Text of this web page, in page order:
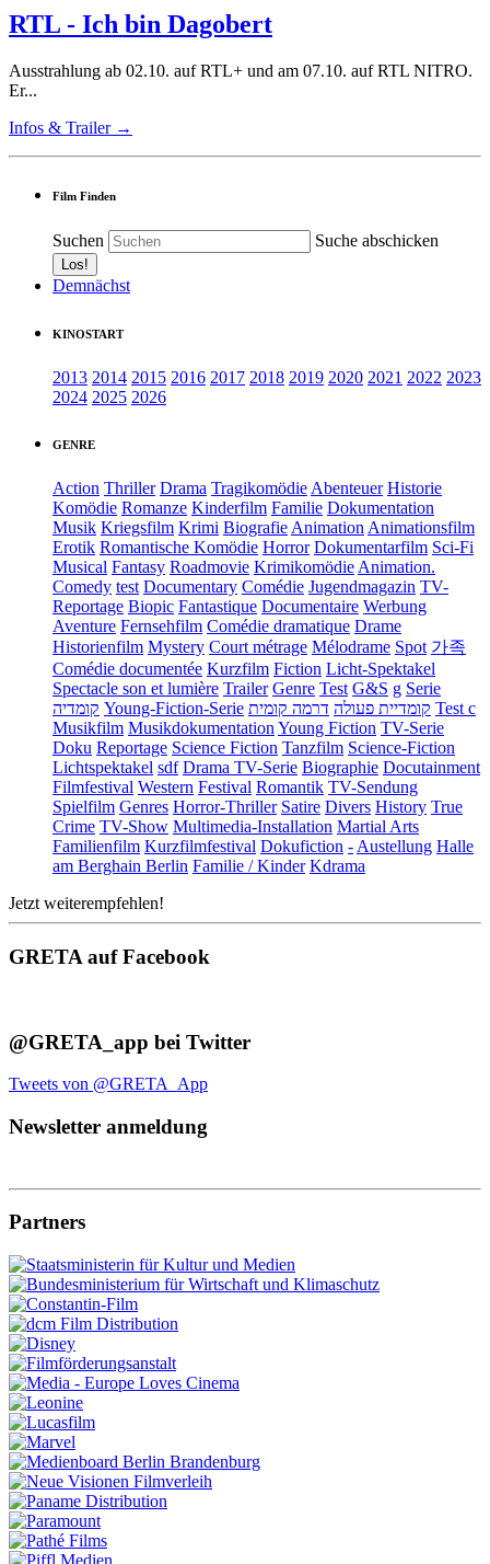
RTL - Ich bin Dagobert
Ausstrahlung ab 02.10. auf RTL+ und am 07.10. auf RTL NITRO.
Er...
Infos & Trailer →
Film Finden
Suchen Suche abschicken
Demnächst
KINOSTART
2013 2014 2015 2016 2017 2018 2019 2020 2021 2022 2023
2024 2025 2026
GENRE
Action Thriller Drama TragikomödieAbenteuer Historie
Komödie Romanze Kinderfilm Familie Dokumentation
Musik Kriegsfilm Krimi BiografieAnimationAnimationsfilm
Erotik Romantische Komödie Horror Dokumentarfilm Sci-Fi
Musical Fantasy Roadmovie KrimikomödieAnimation.
Comedy test Documentary Comédie Jugendmagazin TV-
Reportage Biopic Fantastique Documentaire Werbung
Aventure Fernsehfilm Comédie dramatique Drame
Historienfilm Mystery Court métrage Mélodrame Spot 가족
Comédie documentée Kurzfilm Fiction Licht-Spektakel
Spectacle son et lumière Trailer Genre Test G&S g Serie
קומדיה Young-Fiction-Serie קומדיית פעולה דרמה קומית
Test c
Musikfilm MusikdokumentationYoung Fiction TV-Serie
Doku Reportage Science Fiction Tanzfilm Science-Fiction
Lichtspektakel sdf Drama TV-Serie Biographie Docutainment
Filmfestival Western Festival Romantik TV-Sendung
Spielfilm Genres Horror-Thriller Satire Divers History True
Crime TV-Show Multimedia-Installation Martial Arts
Familienfilm Kurzfilmfestival Dokufiction -Austellung Halle
am Berghain Berlin Familie / Kinder Kdrama
Jetzt weiterempfehlen!
GRETA auf Facebook
@GRETA_app bei Twitter
Tweets von @GRETA_App
Newsletter anmeldung
Partners